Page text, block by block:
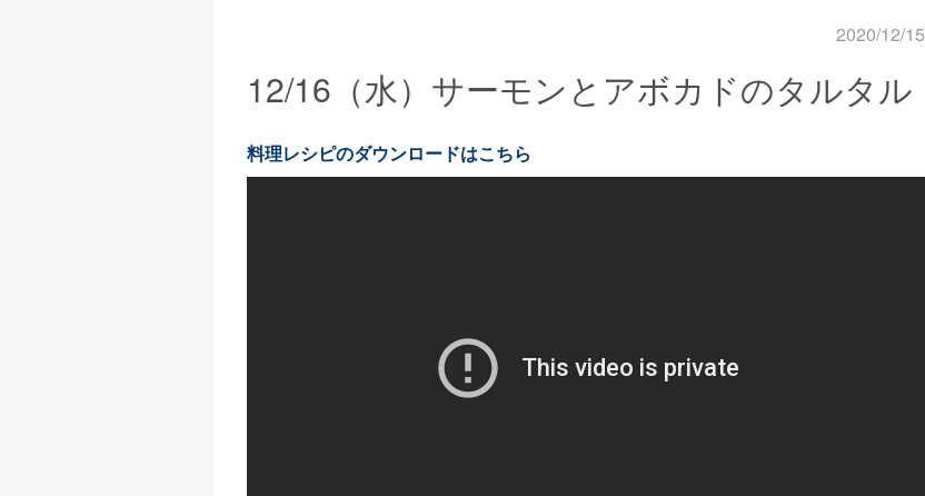
2020/12/15
12/16（水）サーモンとアボカドのタルタル
料理レシピのダウンロードはこちら